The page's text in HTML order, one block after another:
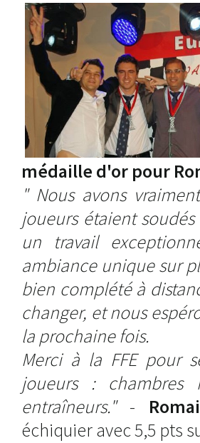
médaille d'or pour
" Nous avons
joueurs étaient
un travail
ambiance unique sur
bien complété à
changer, et nous
la prochaine fois.
Merci à la FFE pour
joueurs : chambres
entraîneurs."-
échiquier avec 5,5 pts